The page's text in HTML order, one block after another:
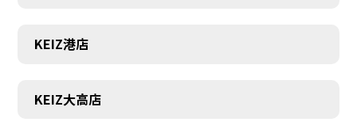
KEIZ港店
KEIZ大高店